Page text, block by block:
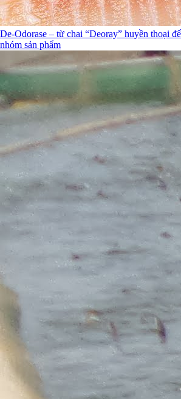
De-Odorase – từ chai “Deoray” huyền thoại
nhóm sản phẩm